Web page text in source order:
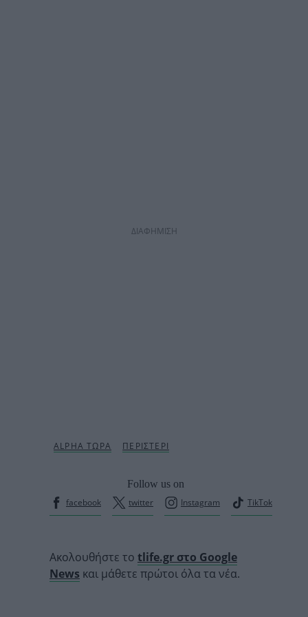
ΔΙΑΦΗΜΙΣΗ
Follow us on
facebook
twitter Instagram TikTok
Ακολουθήστε το tlife.gr στο Google
News και μάθετε πρώτοι όλα τα νέα.